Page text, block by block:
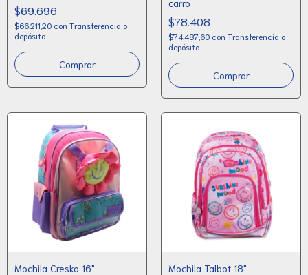
$69.696
$66.211,20 con Transferencia o
depósito
carro
$78.408
$74.487,60 con Transferencia o
depósito
Comprar
Mochila Cresko 16" Mochila Talbot 18"